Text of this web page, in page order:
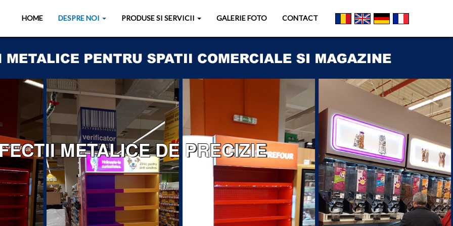
HOME DESPRE NOI PRODUSE SI SERVICII GALERIE FOTO CONTACT
METALICE DE PRECIZIE